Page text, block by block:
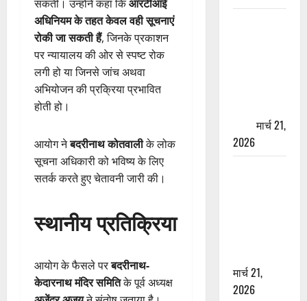
सकती। उन्होंने कहा किआरटीआई
अधिनियम के तहत केवल वही सूचनाएं
रोकी जा सकती हैं, जिनके प्रकाशन
पर न्यायालय की ओर से स्पष्ट रोक
लगी हो या जिनसे जांच अथवा
अभियोजन की प्रक्रिया प्रभावित
होती हो।
आयोग नेबदरीनाथ कोतवालीके लोक
सूचना अधिकारी को भविष्य के लिए
सतर्क करते हुए चेतावनी जारी की।
स्थानीय प्रतिक्रिया
आयोग के फैसले परबदरीनाथ-
केदारनाथ मंदिर समितिके पूर्व अध्यक्ष
मार्च 21,
2026
मार्च 21,
2026